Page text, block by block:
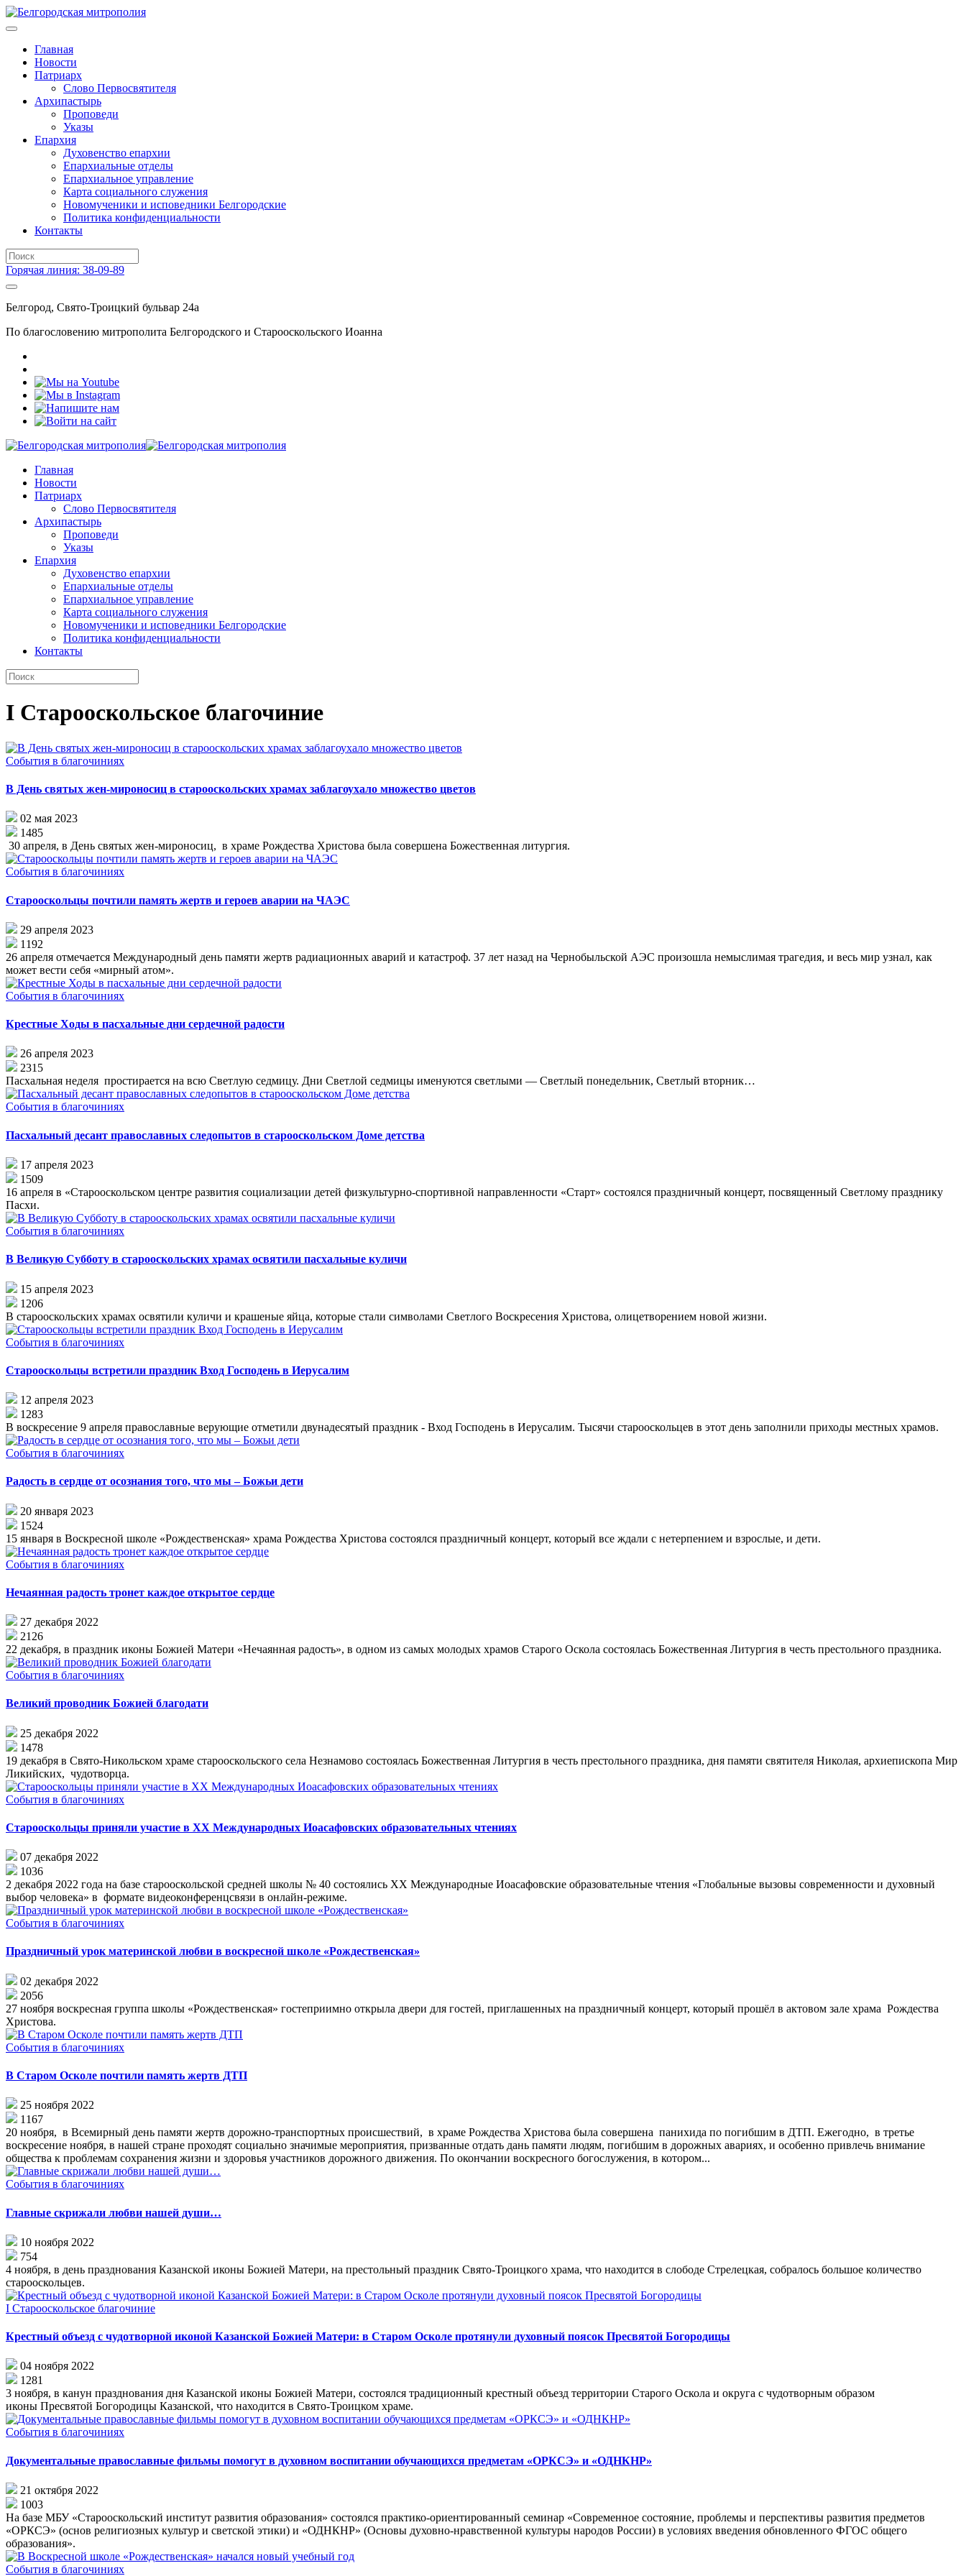
Главная
Новости
Патриарх
Слово Первосвятителя
Архипастырь
Проповеди
Указы
Епархия
Духовенство епархии
Епархиальные отделы
Епархиальное управление
Карта социального служения
Новомученики и исповедники Белгородские
Политика конфиденциальности
Контакты
Горячая линия: 38-09-89
Белгород, Свято-Троицкий бульвар 24а
По благословению митрополита Белгородского и Старооскольского Иоанна
Главная
Новости
Патриарх
Слово Первосвятителя
Архипастырь
Проповеди
Указы
Епархия
Духовенство епархии
Епархиальные отделы
Епархиальное управление
Карта социального служения
Новомученики и исповедники Белгородские
Политика конфиденциальности
Контакты
I Старооскольское благочиние
События в благочиниях
В День святых жен-мироносиц в старооскольских храмах заблагоухало множество цветов
02 мая 2023
1485
30 апреля, в День святых жен-мироносиц, в храме Рождества Христова была совершена Божественная литургия.
События в благочиниях
Старооскольцы почтили память жертв и героев аварии на ЧАЭС
29 апреля 2023
1192
26 апреля отмечается Международный день памяти жертв радиационных аварий и катастроф. 37 лет назад на Чернобыльской АЭС произошла немыслимая трагедия, и весь мир узнал, как
может вести себя «мирный атом».
События в благочиниях
Крестные Ходы в пасхальные дни сердечной радости
26 апреля 2023
2315
Пас­халь­ная неделя простирается на всю Светлую седмицу. Дни Светлой седмицы именуются светлыми — Светлый понедельник, Светлый вторник…
События в благочиниях
Пасхальный десант православных следопытов в старооскольском Доме детства
17 апреля 2023
1509
16 апреля в «Старооскольском центре развития социализации детей физкультурно-спортивной направленности «Старт» состоялся праздничный концерт, посвященный Светлому празднику
Пасхи.
События в благочиниях
В Великую Субботу в старооскольских храмах освятили пасхальные куличи
15 апреля 2023
1206
В старооскольских храмах освятили куличи и крашеные яйца, которые стали символами Светлого Воскресения Христова, олицетворением новой жизни.
События в благочиниях
Старооскольцы встретили праздник Вход Господень в Иерусалим
12 апреля 2023
1283
В воскресение 9 апреля православные верующие отметили двунадесятый праздник - Вход Господень в Иерусалим. Тысячи старооскольцев в этот день заполнили приходы местных храмов.
События в благочиниях
Радость в сердце от осознания того, что мы – Божьи дети
20 января 2023
1524
15 января в Воскресной школе «Рождественская» храма Рождества Христова состоялся праздничный концерт, который все ждали с нетерпением и взрослые, и дети.
События в благочиниях
Нечаянная радость тронет каждое открытое сердце
27 декабря 2022
2126
22 декабря, в праздник иконы Божией Матери «Нечаянная радость», в одном из самых молодых храмов Старого Оскола состоялась Божественная Литургия в честь престольного праздника.
События в благочиниях
Великий проводник Божией благодати
25 декабря 2022
1478
19 декабря в Свято-Никольском храме старооскольского села Незнамово состоялась Божественная Литургия в честь престольного праздника, дня памяти святителя Николая, архиепископа Мир
Ликийских, чудотворца.
События в благочиниях
Старооскольцы приняли участие в XX Международных Иоасафовских образовательных чтениях
07 декабря 2022
1036
2 декабря 2022 года на базе старооскольской средней школы № 40 состоялись XX Международные Иоасафовские образовательные чтения «Глобальные вызовы современности и духовный
выбор человека» в формате видеоконференцсвязи в онлайн-режиме.
События в благочиниях
Праздничный урок материнской любви в воскресной школе «Рождественская»
02 декабря 2022
2056
27 ноября воскресная группа школы «Рождественская» гостеприимно открыла двери для гостей, приглашенных на праздничный концерт, который прошёл в актовом зале храма Рождества
Христова.
События в благочиниях
В Старом Осколе почтили память жертв ДТП
25 ноября 2022
1167
20 ноября, в Всемирный день памяти жертв дорожно-транспортных происшествий, в храме Рождества Христова была совершена панихида по погибшим в ДТП. Ежегодно, в третье
воскресение ноября, в нашей стране проходят социально значимые мероприятия, призванные отдать дань памяти людям, погибшим в дорожных авариях, и особенно привлечь внимание
общества к проблемам сохранения жизни и здоровья участников дорожного движения. По окончании воскресного богослужения, в котором...
События в благочиниях
Главные скрижали любви нашей души…
10 ноября 2022
754
4 ноября, в день празднования Казанской иконы Божией Матери, на престольный праздник Свято-Троицкого храма, что находится в слободе Стрелецкая, собралось большое количество
старооскольцев.
I Старооскольское благочиние
Крестный объезд с чудотворной иконой Казанской Божией Матери: в Старом Осколе протянули духовный поясок Пресвятой Богородицы
04 ноября 2022
1281
3 ноября, в канун празднования дня Казанской иконы Божией Матери, состоялся традиционный крестный объезд территории Старого Оскола и округа с чудотворным образом
иконы Пресвятой Богородицы Казанской, что находится в Свято-Троицком храме.
События в благочиниях
Документальные православные фильмы помогут в духовном воспитании обучающихся предметам «ОРКСЭ» и «ОДНКНР»
21 октября 2022
1003
На базе МБУ «Старооскольский институт развития образования» состоялся практико-ориентированный семинар «Современное состояние, проблемы и перспективы развития предметов
«ОРКСЭ» (основ религиозных культур и светской этики) и «ОДНКНР» (Основы духовно-нравственной культуры народов России) в условиях введения обновленного ФГОС общего
образования».
События в благочиниях